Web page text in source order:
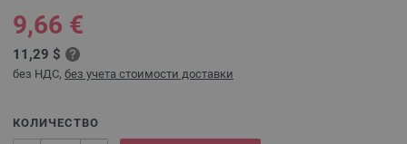
9,66 €
11,29 $
без НДС, без учета стоимости доставки
КОЛИЧЕСТВО